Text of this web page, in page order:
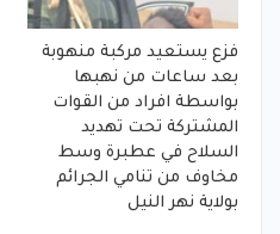
فزع يستعيد مركبة منهوبة
بعد ساعات من نهبها
بواسطة افراد من القوات
المشتركة تحت تهديد
السلاح في عطبرة وسط
مخاوف من تنامي الجرائم
بولاية نهر النيل